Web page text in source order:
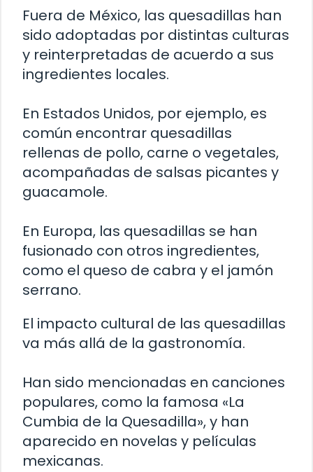
Fuera de México, las quesadillas han
sido adoptadas por distintas culturas
y reinterpretadas de acuerdo a sus
ingredientes locales.
En Estados Unidos, por ejemplo, es
común encontrar quesadillas
rellenas de pollo, carne o vegetales,
acompañadas de salsas picantes y
guacamole.
En Europa, las quesadillas se han
fusionado con otros ingredientes,
como el queso de cabra y el jamón
serrano.
El impacto cultural de las quesadillas
va más allá de la gastronomía.
Han sido mencionadas en canciones
populares, como la famosa «La
Cumbia de la Quesadilla», y han
aparecido en novelas y películas
mexicanas.